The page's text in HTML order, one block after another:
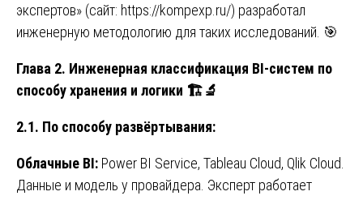
экспертов» (сайт: https://kompexp.ru/) разработал
инженерную методологию для таких исследований. 🎯
Глава 2. Инженерная классификация BI-систем по
способу хранения и логики 🏗🔬
2.1. По способу развёртывания:
Облачные BI: Power BI Service, Tableau Cloud, Qlik Cloud.
Данные и модель у провайдера. Эксперт работает